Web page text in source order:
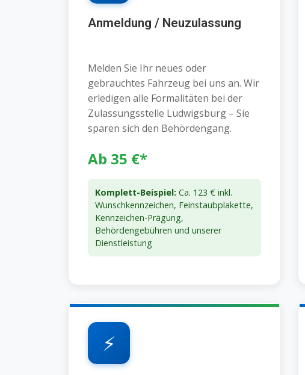
Anmeldung / Neuzulassung
Melden Sie Ihr neues oder
gebrauchtes Fahrzeug bei uns an. Wir
erledigen alle Formalitäten bei der
Zulassungsstelle Ludwigsburg – Sie
sparen sich den Behördengang.
Ab 35 €*
Komplett-Beispiel: Ca. 123 € inkl.
Wunschkennzeichen, Feinstaubplakette,
Kennzeichen-Prägung,
Behördengebühren und unserer
Dienstleistung
⚡